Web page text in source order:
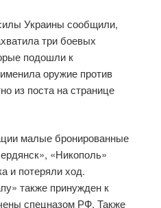
Украины сообщили,
три боевых
подошли к
оружие против
из поста на странице
малые бронированные
«Никополь»
и потеряли ход.
также принужден к
спецназом РФ. Также